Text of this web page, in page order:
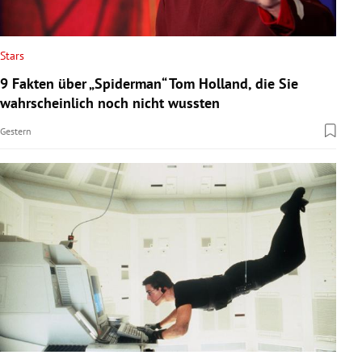
Stars
9 Fakten über „Spiderman“ Tom Holland, die Sie
wahrscheinlich noch nicht wussten
Gestern